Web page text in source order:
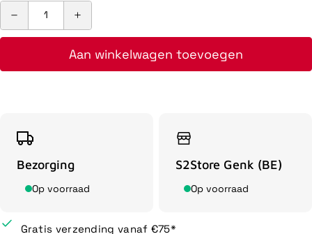
Aan winkelwagen toevoegen
Bezorging
Op voorraad
S2Store Genk (BE)
Op voorraad
Gratis verzending vanaf €75*